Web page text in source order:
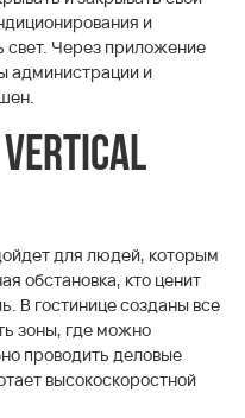
и
свет. Через приложение
администрации и
Vertical
для людей, которым
обстановка, кто ценит
В гостинице созданы все
зоны, где можно
проводить деловые
высокоскоростной